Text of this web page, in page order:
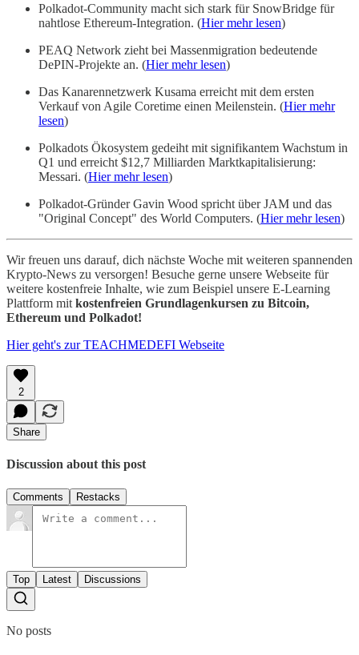
Polkadot-Community macht sich stark für SnowBridge für
nahtlose Ethereum-Integration. (Hier mehr lesen)
PEAQ Network zieht bei Massenmigration bedeutende
DePIN-Projekte an. (Hier mehr lesen)
Das Kanarennetzwerk Kusama erreicht mit dem ersten
Verkauf von Agile Coretime einen Meilenstein. (Hier mehr
lesen)
Polkadots Ökosystem gedeiht mit signifikantem Wachstum in
Q1 und erreicht $12,7 Milliarden Marktkapitalisierung:
Messari. (Hier mehr lesen)
Polkadot-Gründer Gavin Wood spricht über JAM und das
"Original Concept" des World Computers. (Hier mehr lesen)
Wir freuen uns darauf, dich nächste Woche mit weiteren spannenden
Krypto-News zu versorgen! Besuche gerne unsere Webseite für
weitere kostenfreie Inhalte, wie zum Beispiel unsere E-Learning
Plattform mit kostenfreien Grundlagenkursen zu Bitcoin,
Ethereum und Polkadot!
Hier geht's zur TEACHMEDEFI Webseite
2
Share
Discussion about this post
Comments Restacks
Top Latest Discussions
No posts